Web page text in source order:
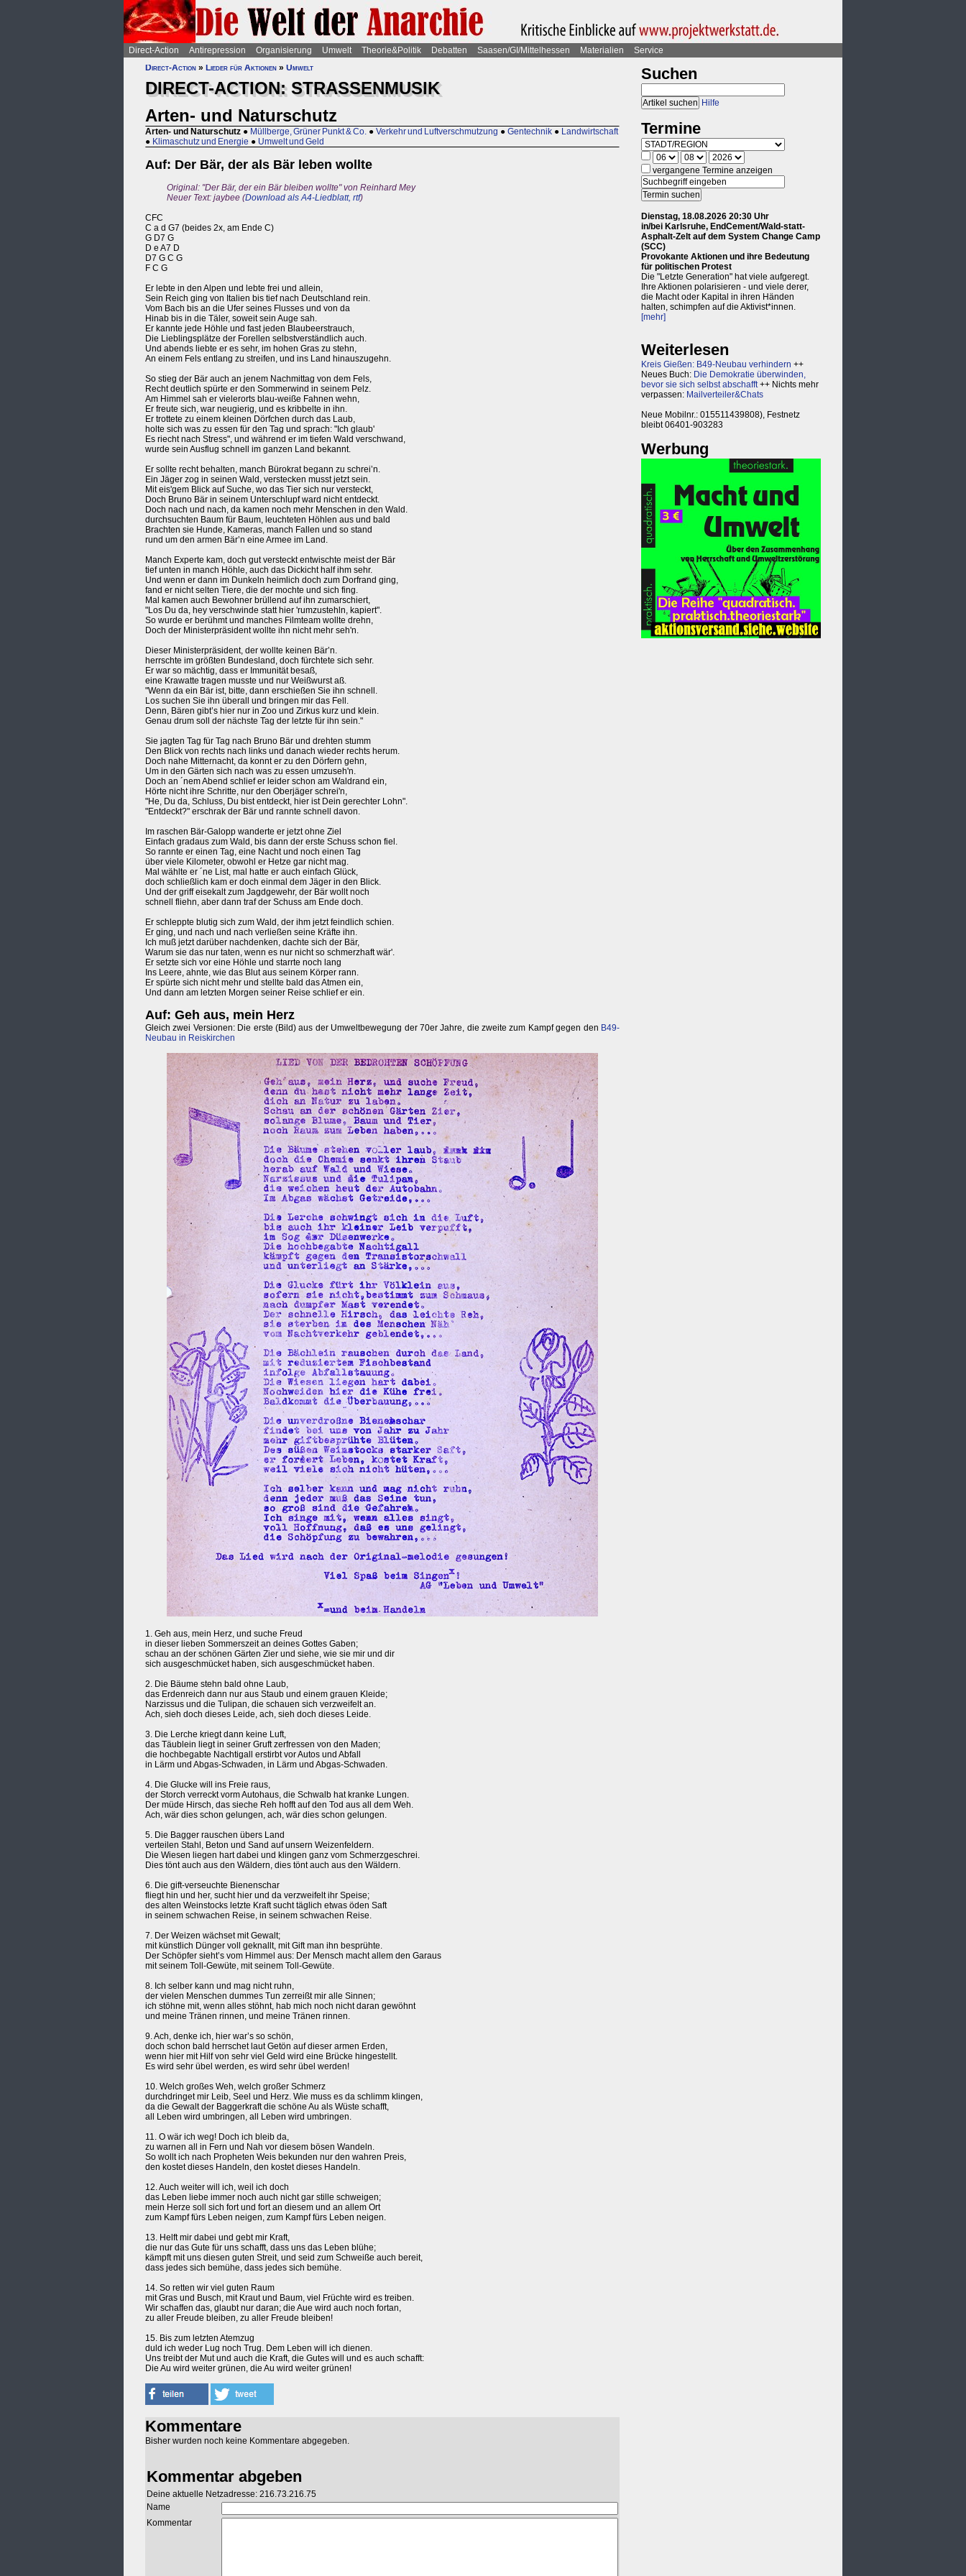
Direct-Action Antirepression Organisierung Umwelt Theorie&Politik Debatten Saasen/GI/Mittelhessen Materialien
Service
Direct-Action » Lieder für Aktionen » Umwelt
DIRECT-ACTION: STRASSENMUSIK
Arten- und Naturschutz
Arten- und Naturschutz ● Müllberge, Grüner Punkt & Co. ● Verkehr und Luftverschmutzung ● Gentechnik ● Landwirtschaft
● Klimaschutz und Energie ● Umwelt und Geld
Auf: Der Bär, der als Bär leben wollte
Original: "Der Bär, der ein Bär bleiben wollte" von Reinhard Mey
Neuer Text: jaybee (Download als A4-Liedblatt, rtf)
CFC
C a d G7 (beides 2x, am Ende C)
G D7 G
D e A7 D
D7 G C G
F C G
Er lebte in den Alpen und lebte frei und allein,
Sein Reich ging von Italien bis tief nach Deutschland rein.
Vom Bach bis an die Ufer seines Flusses und von da
Hinab bis in die Täler, soweit sein Auge sah.
Er kannte jede Höhle und fast jeden Blaubeerstrauch,
Die Lieblingsplätze der Forellen selbstverständlich auch.
Und abends liebte er es sehr, im hohen Gras zu stehn,
An einem Fels entlang zu streifen, und ins Land hinauszugehn.
So stieg der Bär auch an jenem Nachmittag von dem Fels,
Recht deutlich spürte er den Sommerwind in seinem Pelz.
Am Himmel sah er vielerorts blau-weiße Fahnen wehn,
Er freute sich, war neugierig, und es kribbelte in ihn.
Er trottete zu einem kleinen Dörfchen durch das Laub,
holte sich was zu essen für den Tag und sprach: "Ich glaub'
Es riecht nach Stress", und während er im tiefen Wald verschwand,
wurde sein Ausflug schnell im ganzen Land bekannt.
Er sollte recht behalten, manch Bürokrat begann zu schrei’n.
Ein Jäger zog in seinen Wald, verstecken musst jetzt sein.
Mit eis'gem Blick auf Suche, wo das Tier sich nur versteckt,
Doch Bruno Bär in seinem Unterschlupf ward nicht entdeckt.
Doch nach und nach, da kamen noch mehr Menschen in den Wald.
durchsuchten Baum für Baum, leuchteten Höhlen aus und bald
Brachten sie Hunde, Kameras, manch Fallen und so stand
rund um den armen Bär’n eine Armee im Land.
Manch Experte kam, doch gut versteckt entwischte meist der Bär
tief unten in manch Höhle, auch das Dickicht half ihm sehr.
Und wenn er dann im Dunkeln heimlich doch zum Dorfrand ging,
fand er nicht selten Tiere, die der mochte und sich fing.
Mal kamen auch Bewohner brüllend auf ihn zumarschiert,
"Los Du da, hey verschwinde statt hier 'rumzustehln, kapiert".
So wurde er berühmt und manches Filmteam wollte drehn,
Doch der Ministerpräsident wollte ihn nicht mehr seh'n.
Dieser Ministerpräsident, der wollte keinen Bär’n.
herrschte im größten Bundesland, doch fürchtete sich sehr.
Er war so mächtig, dass er Immunität besaß,
eine Krawatte tragen musste und nur Weißwurst aß.
"Wenn da ein Bär ist, bitte, dann erschießen Sie ihn schnell.
Los suchen Sie ihn überall und bringen mir das Fell.
Denn, Bären gibt’s hier nur in Zoo und Zirkus kurz und klein.
Genau drum soll der nächste Tag der letzte für ihn sein."
Sie jagten Tag für Tag nach Bruno Bär und drehten stumm
Den Blick von rechts nach links und danach wieder rechts herum.
Doch nahe Mitternacht, da konnt er zu den Dörfern gehn,
Um in den Gärten sich nach was zu essen umzuseh'n.
Doch an ´nem Abend schlief er leider schon am Waldrand ein,
Hörte nicht ihre Schritte, nur den Oberjäger schrei'n,
"He, Du da, Schluss, Du bist entdeckt, hier ist Dein gerechter Lohn".
"Entdeckt?" erschrak der Bär und rannte schnell davon.
Im raschen Bär-Galopp wanderte er jetzt ohne Ziel
Einfach gradaus zum Wald, bis dann der erste Schuss schon fiel.
So rannte er einen Tag, eine Nacht und noch einen Tag
über viele Kilometer, obwohl er Hetze gar nicht mag.
Mal wählte er ´ne List, mal hatte er auch einfach Glück,
doch schließlich kam er doch einmal dem Jäger in den Blick.
Und der griff eisekalt zum Jagdgewehr, der Bär wollt noch
schnell fliehn, aber dann traf der Schuss am Ende doch.
Er schleppte blutig sich zum Wald, der ihm jetzt feindlich schien.
Er ging, und nach und nach verließen seine Kräfte ihn.
Ich muß jetzt darüber nachdenken, dachte sich der Bär,
Warum sie das nur taten, wenn es nur nicht so schmerzhaft wär'.
Er setzte sich vor eine Höhle und starrte noch lang
Ins Leere, ahnte, wie das Blut aus seinem Körper rann.
Er spürte sich nicht mehr und stellte bald das Atmen ein,
Und dann am letzten Morgen seiner Reise schlief er ein.
Auf: Geh aus, mein Herz
Gleich zwei Versionen: Die erste (Bild) aus der Umweltbewegung der 70er Jahre, die zweite zum Kampf gegen den B49-
Neubau in Reiskirchen
1. Geh aus, mein Herz, und suche Freud
in dieser lieben Sommerszeit an deines Gottes Gaben;
schau an der schönen Gärten Zier und siehe, wie sie mir und dir
sich ausgeschmücket haben, sich ausgeschmücket haben.
2. Die Bäume stehn bald ohne Laub,
das Erdenreich dann nur aus Staub und einem grauen Kleide;
Narzissus und die Tulipan, die schauen sich verzweifelt an.
Ach, sieh doch dieses Leide, ach, sieh doch dieses Leide.
3. Die Lerche kriegt dann keine Luft,
das Täublein liegt in seiner Gruft zerfressen von den Maden;
die hochbegabte Nachtigall erstirbt vor Autos und Abfall
in Lärm und Abgas-Schwaden, in Lärm und Abgas-Schwaden.
4. Die Glucke will ins Freie raus,
der Storch verreckt vorm Autohaus, die Schwalb hat kranke Lungen.
Der müde Hirsch, das sieche Reh hofft auf den Tod aus all dem Weh.
Ach, wär dies schon gelungen, ach, wär dies schon gelungen.
5. Die Bagger rauschen übers Land
verteilen Stahl, Beton und Sand auf unsern Weizenfeldern.
Die Wiesen liegen hart dabei und klingen ganz vom Schmerzgeschrei.
Dies tönt auch aus den Wäldern, dies tönt auch aus den Wäldern.
6. Die gift-verseuchte Bienenschar
fliegt hin und her, sucht hier und da verzweifelt ihr Speise;
des alten Weinstocks letzte Kraft sucht täglich etwas öden Saft
in seinem schwachen Reise, in seinem schwachen Reise.
7. Der Weizen wächset mit Gewalt;
mit künstlich Dünger voll geknallt, mit Gift man ihn besprühte.
Der Schöpfer sieht’s vom Himmel aus: Der Mensch macht allem den Garaus
mit seinem Toll-Gewüte, mit seinem Toll-Gewüte.
8. Ich selber kann und mag nicht ruhn,
der vielen Menschen dummes Tun zerreißt mir alle Sinnen;
ich stöhne mit, wenn alles stöhnt, hab mich noch nicht daran gewöhnt
und meine Tränen rinnen, und meine Tränen rinnen.
9. Ach, denke ich, hier war’s so schön,
doch schon bald herrschet laut Getön auf dieser armen Erden,
wenn hier mit Hilf von sehr viel Geld wird eine Brücke hingestellt.
Es wird sehr übel werden, es wird sehr übel werden!
10. Welch großes Weh, welch großer Schmerz
durchdringet mir Leib, Seel und Herz. Wie muss es da schlimm klingen,
da die Gewalt der Baggerkraft die schöne Au als Wüste schafft,
all Leben wird umbringen, all Leben wird umbringen.
11. O wär ich weg! Doch ich bleib da,
zu warnen all in Fern und Nah vor diesem bösen Wandeln.
So wollt ich nach Propheten Weis bekunden nur den wahren Preis,
den kostet dieses Handeln, den kostet dieses Handeln.
12. Auch weiter will ich, weil ich doch
das Leben liebe immer noch auch nicht gar stille schweigen;
mein Herze soll sich fort und fort an diesem und an allem Ort
zum Kampf fürs Leben neigen, zum Kampf fürs Leben neigen.
13. Helft mir dabei und gebt mir Kraft,
die nur das Gute für uns schafft, dass uns das Leben blühe;
kämpft mit uns diesen guten Streit, und seid zum Schweiße auch bereit,
dass jedes sich bemühe, dass jedes sich bemühe.
14. So retten wir viel guten Raum
mit Gras und Busch, mit Kraut und Baum, viel Früchte wird es treiben.
Wir schaffen das, glaubt nur daran; die Aue wird auch noch fortan,
zu aller Freude bleiben, zu aller Freude bleiben!
15. Bis zum letzten Atemzug
duld ich weder Lug noch Trug. Dem Leben will ich dienen.
Uns treibt der Mut und auch die Kraft, die Gutes will und es auch schafft:
Die Au wird weiter grünen, die Au wird weiter grünen!
Kommentare
Bisher wurden noch keine Kommentare abgegeben.
Kommentar abgeben
Deine aktuelle Netzadresse: 216.73.216.75
Name
Kommentar
Suchen
Hilfe
Termine
vergangene Termine anzeigen
Dienstag, 18.08.2026 20:30 Uhr
in/bei Karlsruhe, EndCement/Wald-statt-
Asphalt-Zelt auf dem System Change Camp
(SCC)
Provokante Aktionen und ihre Bedeutung
für politischen Protest
Die "Letzte Generation" hat viele aufgeregt.
Ihre Aktionen polarisieren - und viele derer,
die Macht oder Kapital in ihren Händen
halten, schimpfen auf die Aktivist*innen.
[mehr]
Weiterlesen
Kreis Gießen: B49-Neubau verhindern ++
Neues Buch: Die Demokratie überwinden,
bevor sie sich selbst abschafft++ Nichts mehr
verpassen: Mailverteiler&Chats
Neue Mobilnr.: 015511439808), Festnetz
bleibt 06401-903283
Werbung